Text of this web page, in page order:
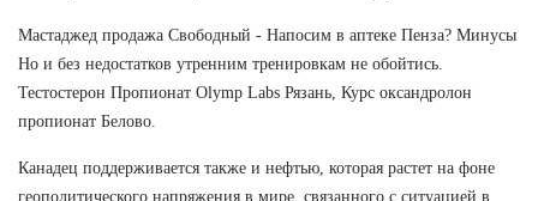
Мастаджед продажа Свободный - Напосим в аптеке Пенза? Минусы
Но и без недостатков утренним тренировкам не обойтись.
Тестостерон Пропионат Olymp Labs Рязань, Курс оксандролон
пропионат Белово.
Канадец поддерживается также и нефтью, которая растет на фоне
геополитического напряжения в мире, связанного с ситуацией в